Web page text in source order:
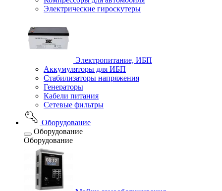
Электрические гироскутеры
Электропитание, ИБП
Аккумуляторы для ИБП
Стабилизаторы напряжения
Генераторы
Кабели питания
Сетевые фильтры
Оборудование
Оборудование
Оборудование